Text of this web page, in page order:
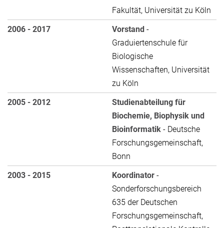
Fakultät, Universität zu Köln
2006 - 2017
Vorstand -
Graduiertenschule für
Biologische
Wissenschaften, Universität
zu Köln
2005 - 2012
Studienabteilung für
Biochemie, Biophysik und
Bioinformatik - Deutsche
Forschungsgemeinschaft,
Bonn
2003 - 2015
Koordinator -
Sonderforschungsbereich
635 der Deutschen
Forschungsgemeinschaft,